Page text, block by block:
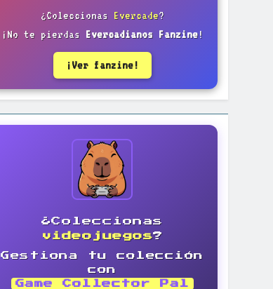
¿Coleccionas Evercade?
¡No te pierdas Evercadianos Fanzine!
¡Ver fanzine!
¿Coleccionas
videojuegos?
Gestiona tu colección
con
Game Collector Pal